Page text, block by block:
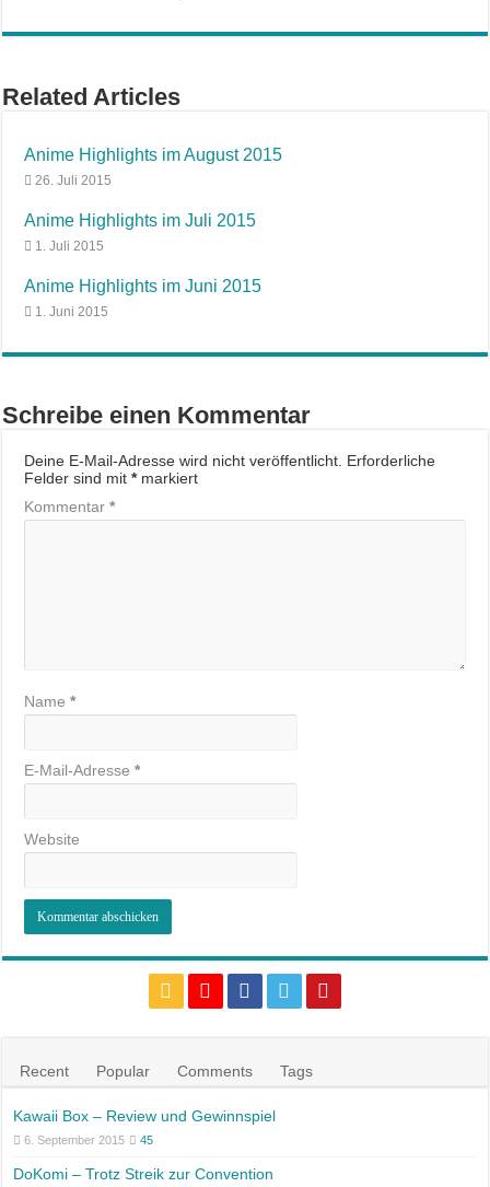
Related Articles
Anime Highlights im August 2015
26. Juli 2015
Anime Highlights im Juli 2015
1. Juli 2015
Anime Highlights im Juni 2015
1. Juni 2015
Schreibe einen Kommentar
Deine E-Mail-Adresse wird nicht veröffentlicht. Erforderliche
Felder sind mit*markiert
Kommentar*
Name*
E-Mail-Adresse*
Website
Recent Popular Comments Tags
Kawaii Box – Review und Gewinnspiel
6. September 2015 45
DoKomi – Trotz Streik zur Convention